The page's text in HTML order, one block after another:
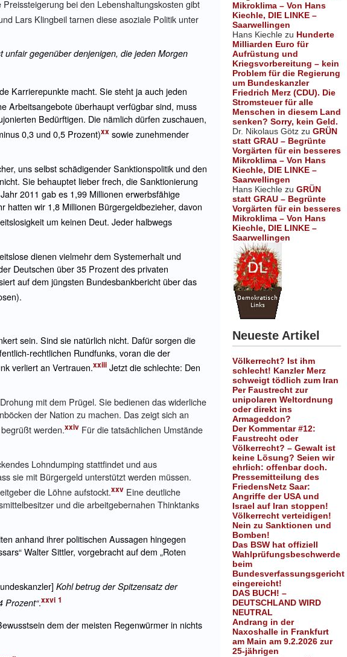
Mikroklima – Von Hans
Kiechle, DIE LINKE –
Saarwellingen
Hans Kiechle zu Hunderte
Milliarden Euro für
Aufrüstung und
Kriegsvorbereitung – kein
Problem für die Regierung
um Bundeskanzler
Friedrich Merz (CDU). Die
Stromsteuer für alle
Menschen in diesem Land
senken? Sorry, kein Geld.
Dr. Nikolaus Götz zu GRÜN
statt GRAU – Begrünte
Vorgärten für ein besseres
Mikroklima – Von Hans
Kiechle, DIE LINKE –
Saarwellingen
Hans Kiechle zu GRÜN
statt GRAU – Begrünte
Vorgärten für ein besseres
Mikroklima – Von Hans
Kiechle, DIE LINKE –
Saarwellingen
Neueste Artikel
Völkerrecht? Ist ihm
schlecht! Kanzler Merz
schweigt tödlich zum Iran
Per Faustrecht zur
unipolaren Weltordnung
oder direkt ins
Armageddon?
Der Kommentar #12:
Faustrecht oder
Völkerrecht? – Gewalt ist
keine Lösung? Seien wir
ehrlich: offenbar doch.
Pressemitteilung des
FriedensNetz Saar:
Angriffe der USA und
Israel auf Iran stoppen!
Völkerrecht verteidigen!
Nein zu Sanktionen und
Bomben!
Das BSW hat offiziell
Wahlprüfungsbeschwerde
beim
Bundesverfassungsgericht
eingereicht!
DAS BUCH! –
DEUTSCHLAND WIRD
NEUTRAL
Andrang in der
Naxoshalle in Frankfurt
am Main am 9.2.2026 zur
25-jährigen
bei den Lebenshaltungskosten gibt
Lars Klingbeil tarnen diese asoziale Politik unter
gegenüber denjenigen, die jeden Morgen
Karrierepunkte macht. Sie steht ja auch jeden
Arbeitsangebote überhaupt verfügbar sind, muss
Bedürftigen. Die nämlich dürfen zuschauen,
0,3 und 0,5 Prozent)xx sowie zunehmender
uns selbst schädigender Sanktionspolitik und den
Sie behauptet lieber frech, die Sanktionierung
2011 gab es 1,99 Millionen erwerbsfähige
hatten wir 1,8 Millionen Bürgergeldbezieher, davon
um keinen Deut. Jeder halbwegs
dienen vielmehr dem Systemerhalt und
Deutschen über 35 Prozent des privaten
auf dem jüngsten Bundesbankbericht über das
sein. Sind sie natürlich nicht. Dafür sorgen die
rechtlichen Rundfunks, voran die der
verliert an Vertrauen.xxiii Jetzt die schlechte: Den
mit dem Prügel. Sie bedienen das widerliche
der Nation zu machen. Das zeigt sich an
werden.xxiv Für die tatsächlichen Umstände
Lohndumping stattfindet und aus
sie mit Bürgergeld unterstützt werden müssen.
die Löhne aufstockt.xxv Eine deutliche
und die arbeitgebernahen Thinktanks
anhand ihrer politischen Aussagen hingegen
Walter Sittler, vorgebracht auf dem „Roten
Kohl betrug der Spitzensatz der
Prozent“.xxvi 1
dem der meisten Regenwürmer in nichts